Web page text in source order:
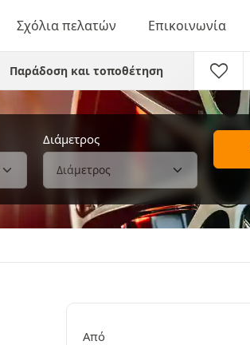
Σχόλια πελατών Επικοινωνία
Παράδοση και τοποθέτηση
Διάμετρος
Από